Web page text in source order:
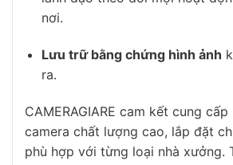
nơi.
Lưu trữ bằng chứng hình ảnh
ra.
CAMERAGIARE cam kết cung
camera chất lượng cao, lắp đặt
phù hợp với từng loại nhà xưởng.